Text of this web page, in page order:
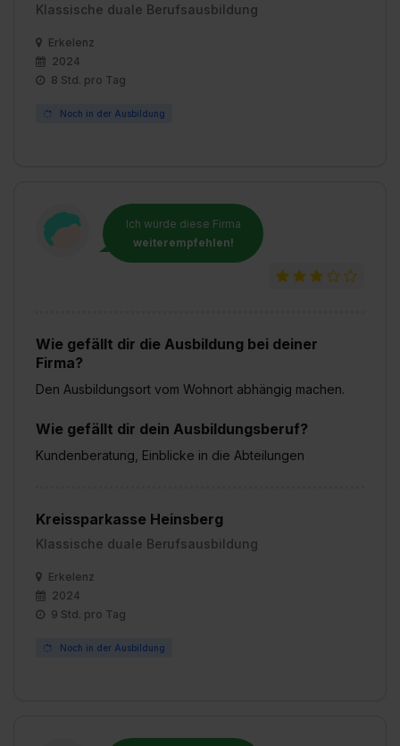
Klassische duale Berufsausbildung
Erkelenz
2024
8 Std. pro Tag
Noch in der Ausbildung
Ich würde diese Firma
weiterempfehlen!
Wie gefällt dir die Ausbildung bei deiner
Firma?
Den Ausbildungsort vom Wohnort abhängig machen.
Wie gefällt dir dein Ausbildungsberuf?
Kundenberatung, Einblicke in die Abteilungen
Kreissparkasse Heinsberg
Klassische duale Berufsausbildung
Erkelenz
2024
9 Std. pro Tag
Noch in der Ausbildung